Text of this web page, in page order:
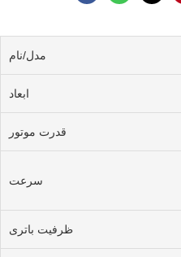
مدل/نام
ابعاد
قدرت موتور
سرعت
ظرفیت باتری